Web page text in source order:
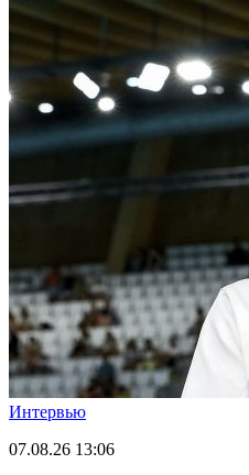
Интервью
07.08.26 13:06